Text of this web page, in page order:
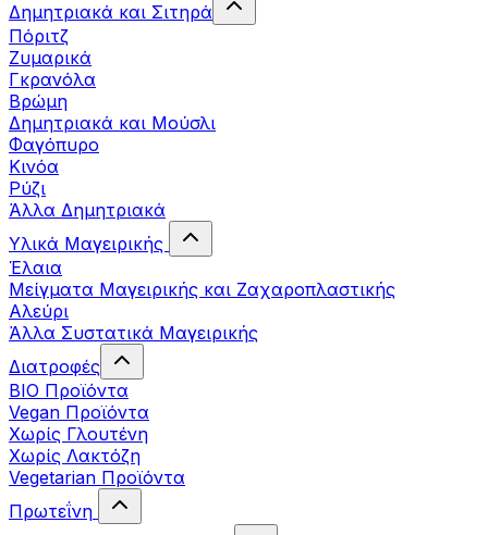
Δημητριακά και Σιτηρά
Πόριτζ
Ζυμαρικά
Γκρανόλα
Βρώμη
Δημητριακά και Μούσλι
Φαγόπυρο
Κινόα
Ρύζι
Άλλα Δημητριακά
Υλικά Μαγειρικής
Έλαια
Μείγματα Μαγειρικής και Ζαχαροπλαστικής
Αλεύρι
Άλλα Συστατικά Μαγειρικής
Διατροφές
BIO Προϊόντα
Vegan Προϊόντα
Χωρίς Γλουτένη
Χωρίς Λακτόζη
Vegetarian Προϊόντα
Πρωτεΐνη